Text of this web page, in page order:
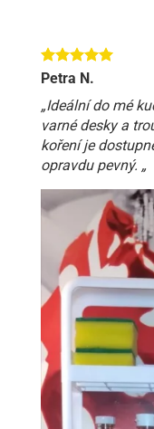
Petra N.
„Ideální do mé
varné desky a
koření je
opravdu pevný. „